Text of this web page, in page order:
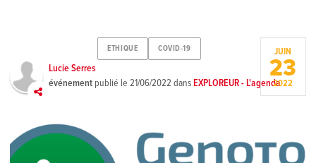
ETHIQUE COVID-19
Lucie Serres
événement publié le21/06/2022 dansEXPLOREUR - L'agenda
JUIN
23
2022